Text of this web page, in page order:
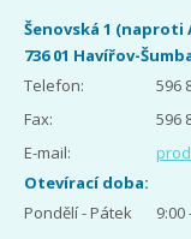
Šenovská 1 (naproti
736 01 Havířov-
Telefon:
596
Fax:
596
E-mail:
Otevírací doba:
Pondělí - Pátek
9:00